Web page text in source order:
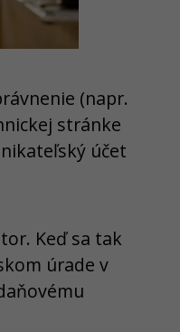
(napr.
stránke
účet
Keď sa tak
úrade v